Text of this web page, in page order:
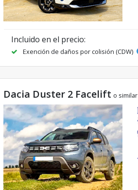
Incluido en el precio:
Exención de daños por colisión (CDW)
Dacia Duster 2 Facelift o similar